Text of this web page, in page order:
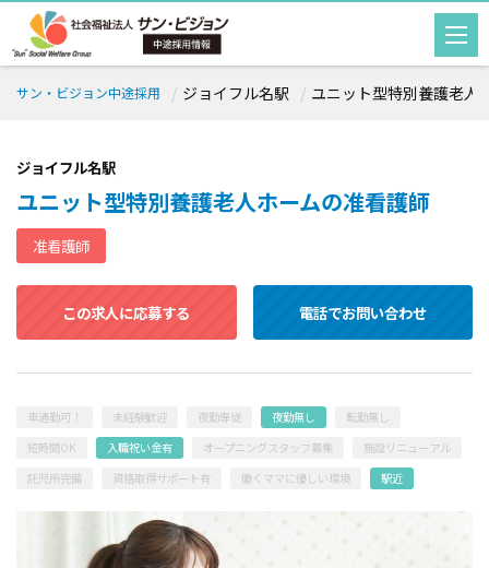
サン・ビジョン中途採用 ジョイフル名駅 ユニット型特別養護老人
ジョイフル名駅
ユニット型特別養護老人ホームの准看護師
准看護師
この求人に応募する 電話でお問い合わせ
車通勤可！ 未経験歓迎 夜勤専従 夜勤無し
転勤無し
短時間OK
入職祝い金有 オープニングスタッフ募集
施設リニューアル
託児所完備
資格取得サポート有 働くママに優しい環境 駅近